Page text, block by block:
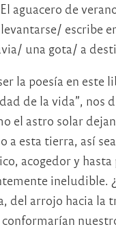
aguacero de
escribe
una gota/ a
la poesía en este
de la vida”, nos
el astro solar
a esta tierra, así
acogedor y hasta
ineludible.
del arrojo hacia la